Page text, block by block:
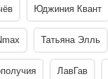
Юджиния Квант
Татьяна Элль
ЛавГав